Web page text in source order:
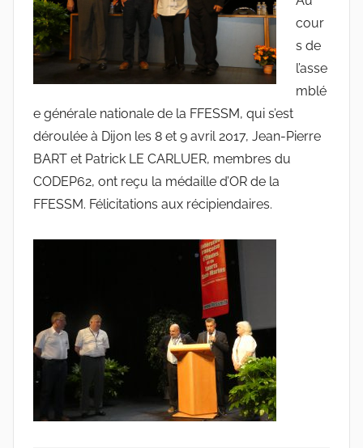
cour
s de
l’asse
mblé
e générale nationale de la FFESSM, qui s’est
déroulée à Dijon les 8 et 9 avril 2017, Jean-Pierre
BART et Patrick LE CARLUER, membres du
CODEP62, ont reçu la médaille d’OR de la
FFESSM. Félicitations aux récipiendaires.